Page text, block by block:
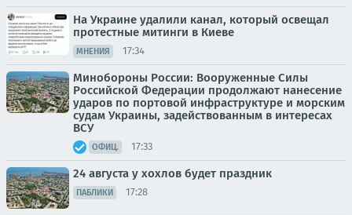
На Украине удалили канал, который освещал
протестные митинги в Киеве
МНЕНИЯ 17:34
Минобороны России: Вооруженные Силы
Российской Федерации продолжают нанесение
ударов по портовой инфраструктуре и морским
судам Украины, задействованным в интересах
ВСУ
ОФИЦ. 17:33
24 августа у хохлов будет праздник
ПАБЛИКИ 17:28